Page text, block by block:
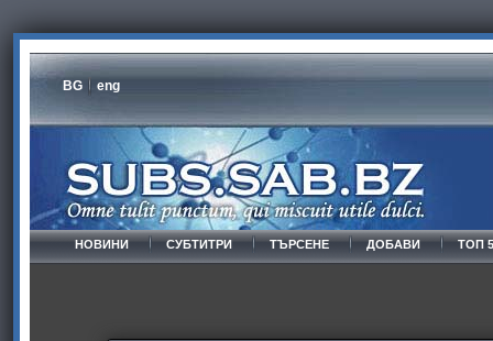
BG eng
НОВИНИ СУБТИТРИ ТЪРСЕНЕ ДОБАВИ ТОП